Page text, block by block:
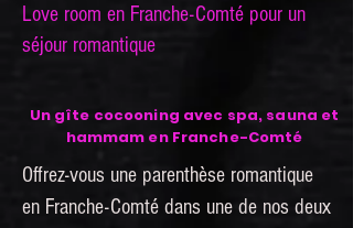
Love room en Franche-Comté pour un
séjour romantique
Un gîte cocooning avec spa, sauna et
hammam en Franche-Comté
Offrez-vous une parenthèse romantique
en Franche-Comté dans une de nos deux